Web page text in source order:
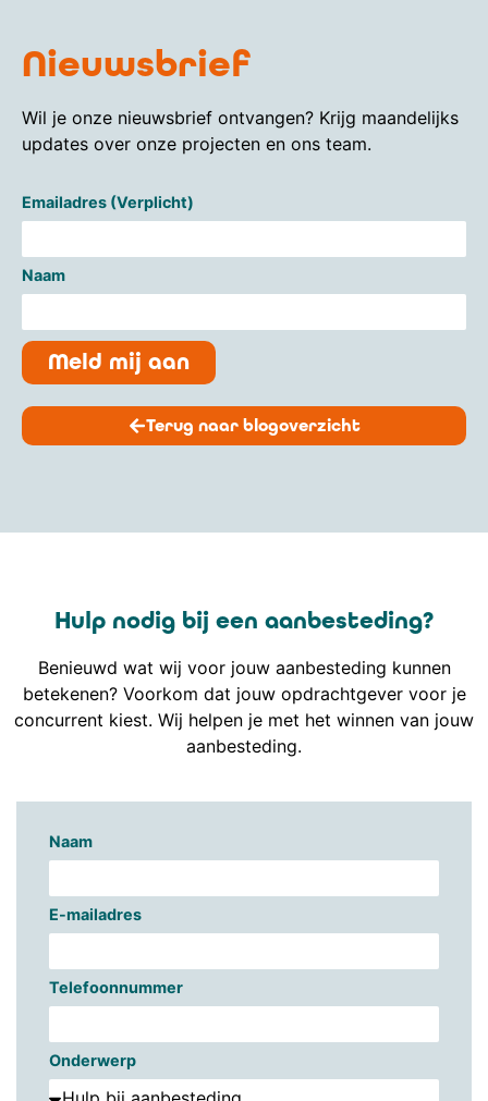
Terug naar blogoverzicht
Nieuwsbrief
Wil je onze nieuwsbrief ontvangen? Krijg maandelijks
updates over onze projecten en ons team.
Emailadres (Verplicht)
Naam
Meld mij aan
Hulp nodig bij een aanbesteding?
Benieuwd wat wij voor jouw aanbesteding kunnen
betekenen? Voorkom dat jouw opdrachtgever voor je
concurrent kiest. Wij helpen je met het winnen van jouw
aanbesteding.
Naam
E-mailadres
Telefoonnummer
Onderwerp